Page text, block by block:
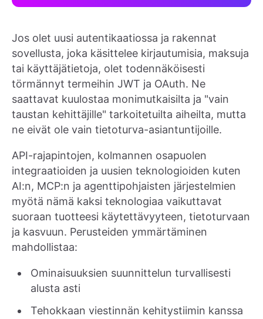
Jos olet uusi autentikaatiossa ja rakennat
sovellusta, joka käsittelee kirjautumisia, maksuja
tai käyttäjätietoja, olet todennäköisesti
törmännyt termeihin JWT ja OAuth. Ne
saattavat kuulostaa monimutkaisilta ja "vain
taustan kehittäjille" tarkoitetuilta aiheilta, mutta
ne eivät ole vain tietoturva-asiantuntijoille.
API-rajapintojen, kolmannen osapuolen
integraatioiden ja uusien teknologioiden kuten
AI:n, MCP:n ja agenttipohjaisten järjestelmien
myötä nämä kaksi teknologiaa vaikuttavat
suoraan tuotteesi käytettävyyteen, tietoturvaan
ja kasvuun. Perusteiden ymmärtäminen
mahdollistaa:
Ominaisuuksien suunnittelun turvallisesti
alusta asti
Tehokkaan viestinnän kehitystiimin kanssa